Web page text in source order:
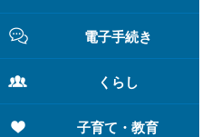
電子手続き
くらし
子育て・教育